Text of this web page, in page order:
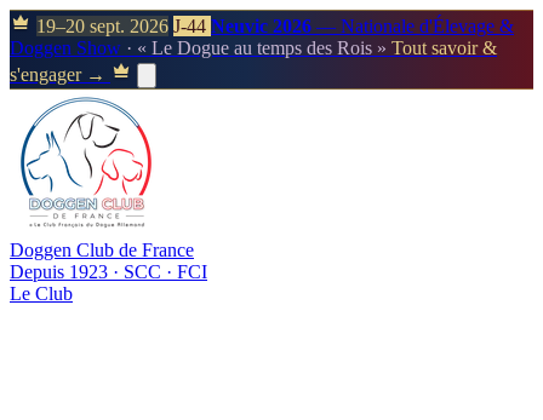
19–20 sept. 2026 J-44 Neuvic 2026 — Nationale d'Élevage &
Doggen Show · « Le Dogue au temps des Rois » Tout savoir &
s'engager →
Doggen Club de France
Depuis 1923 · SCC · FCI
Le Club